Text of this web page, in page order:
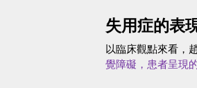
失用症的表
以臨床觀點來看，
覺障礙，患者呈現